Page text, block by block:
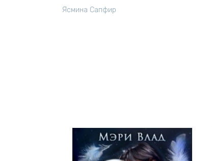
Ясмина Сапфир